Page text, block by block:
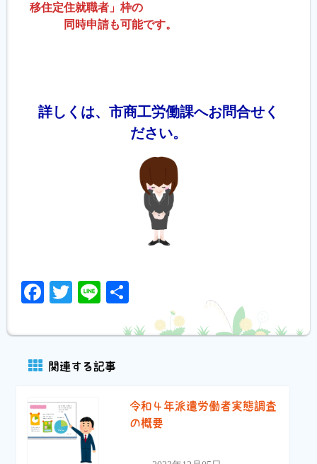
移住定住就職者」枠の
同時申請も可能です。
詳しくは、市商工労働課へお問合せく
ださい。
Facebook
Twitter
Line
関連する記事
令和４年派遣労働者実態調査
の概要